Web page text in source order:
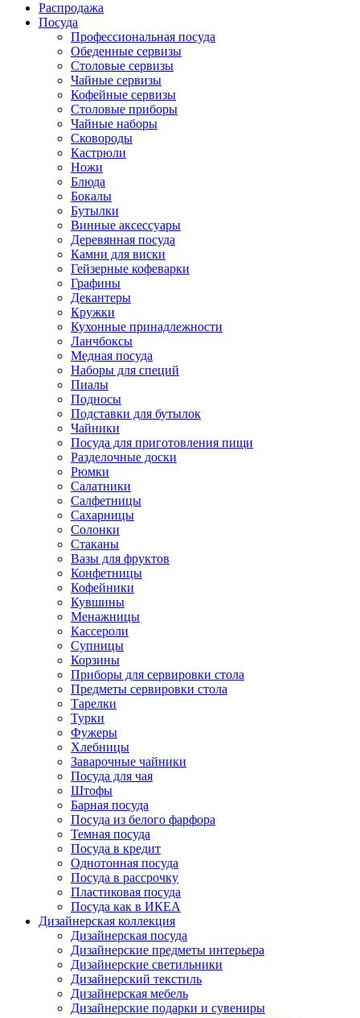
Распродажа
Посуда
Профессиональная посуда
Обеденные сервизы
Столовые сервизы
Чайные сервизы
Кофейные сервизы
Столовые приборы
Чайные наборы
Сковороды
Кастрюли
Ножи
Блюда
Бокалы
Бутылки
Винные аксессуары
Деревянная посуда
Камни для виски
Гейзерные кофеварки
Графины
Декантеры
Кружки
Кухонные принадлежности
Ланчбоксы
Медная посуда
Наборы для специй
Пиалы
Подносы
Подставки для бутылок
Чайники
Посуда для приготовления пищи
Разделочные доски
Рюмки
Салатники
Салфетницы
Сахарницы
Солонки
Стаканы
Вазы для фруктов
Конфетницы
Кофейники
Кувшины
Менажницы
Кассероли
Супницы
Корзины
Приборы для сервировки стола
Предметы сервировки стола
Тарелки
Турки
Фужеры
Хлебницы
Заварочные чайники
Посуда для чая
Штофы
Барная посуда
Посуда из белого фарфора
Темная посуда
Посуда в кредит
Однотонная посуда
Посуда в рассрочку
Пластиковая посуда
Посуда как в ИКЕА
Дизайнерская коллекция
Дизайнерская посуда
Дизайнерские предметы интерьера
Дизайнерские светильники
Дизайнерский текстиль
Дизайнерская мебель
Дизайнерские подарки и сувениры